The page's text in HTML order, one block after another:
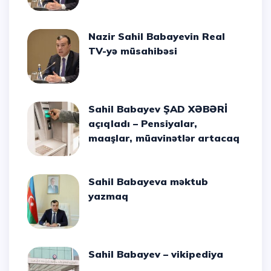
Nazir Sahil Babayevin Real
TV-yə müsahibəsi
Sahil Babayev ŞAD XƏBƏRİ
açıqladı – Pensiyalar,
maaşlar, müavinətlər artacaq
Sahil Babayeva məktub
yazmaq
Sahil Babayev – vikipediya